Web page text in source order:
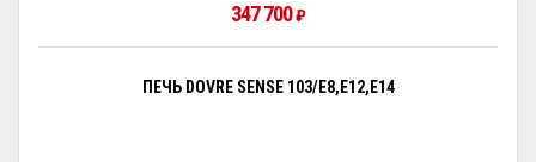
347 700₽
ПЕЧЬ DOVRE SENSE 103/E8,E12,E14